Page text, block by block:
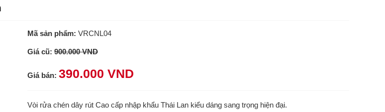
Mã sản phẩm: VRCNL04
Giá cũ: 900.000 VND
Giá bán: 390.000 VND
Vòi rửa chén dây rút Cao cấp nhập khẩu Thái Lan kiểu dáng sang trọng hiện đại.